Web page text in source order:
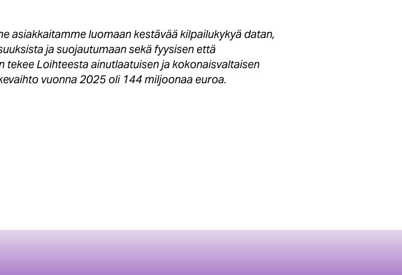
asiakkaitamme luomaan kestävää kilpailukykyä datan,
ja suojautumaan sekä fyysisen että
Loihteesta ainutlaatuisen ja kokonaisvaltaisen
vuonna 2025 oli 144 miljoonaa euroa.